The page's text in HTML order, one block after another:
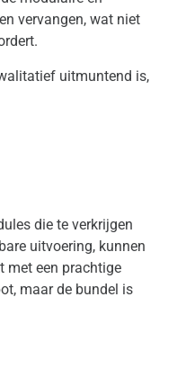
vervangen, wat niet
uitmuntend is,
die te verkrijgen
uitvoering, kunnen
met een prachtige
maar de bundel is